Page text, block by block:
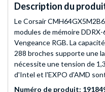
Description du
Le Corsair
modules de mémoire
Vengeance RGB. La
288 broches supporte une
nécessite une tension de
d'Intel et l'EXPO d'AMD
Numéro de produit: